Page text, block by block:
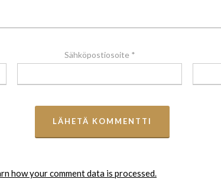
Sähköpostiosoite *
how your comment data is processed.